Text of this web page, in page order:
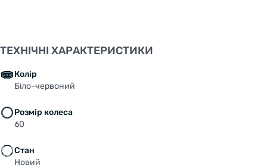
ТЕХНІЧНІ ХАРАКТЕРИСТИКИ
Колір
Біло-червоний
Розмір колеса
60
Стан
Новий